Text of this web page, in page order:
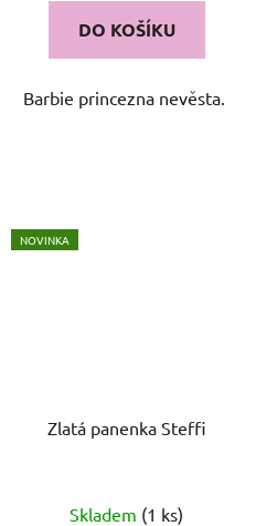
DO KOŠÍKU
Barbie princezna nevěsta.
NOVINKA
Zlatá panenka Steffi
Skladem (1 ks)